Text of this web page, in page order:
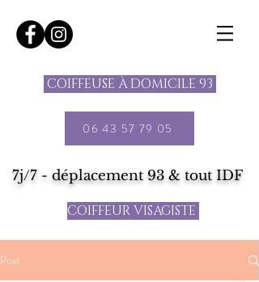
COIFFEUSE À DOMICILE 93
06 43 57 79 05
7j/7 - déplacement 93 & tout IDF
COIFFEUR VISAGISTE
Post